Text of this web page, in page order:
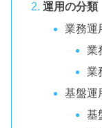
運用の分類
業務運
業
業
基盤運
基